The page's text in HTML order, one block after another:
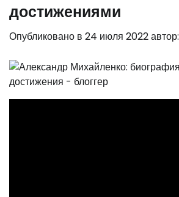
достижениями
Опубликовано в 24 июля 2022автор: